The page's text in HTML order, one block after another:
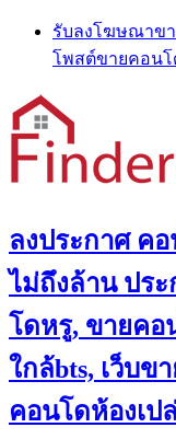
Skip
content
รับลงโฆษณาขา
โพสต์ขายคอนโ
ลงประกาศ ค
ไม่ถึงล้าน ปร
โดหรู, ขายคอ
ใกล้bts, เว็บข
คอนโดห้องเป